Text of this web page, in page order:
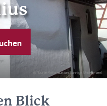
© Tourist-Information Sonnige Untermosel
Blick